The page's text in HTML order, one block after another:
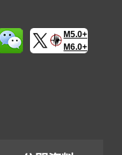
M5.0+
M6.0+